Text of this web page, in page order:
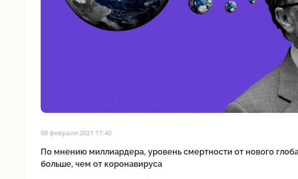
08 февраля 2021 17:40
По мнению миллиардера, уровень смертности от нового
больше, чем от коронавируса